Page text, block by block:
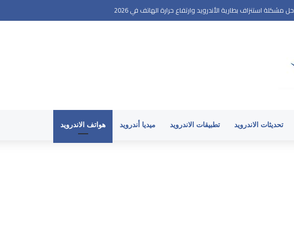
حل مشكلة استنزاف بطارية الأندرويد وارتفاع حرارة الهاتف في 2026
تحديثات الاندرويد تطبيقات الاندرويد ميديا أندرويد هواتف الاندرويد